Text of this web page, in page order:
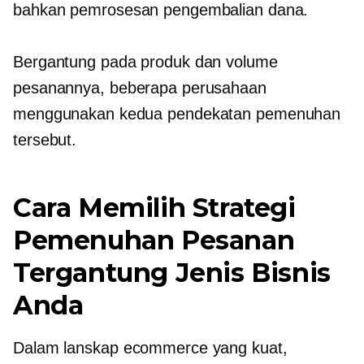
bahkan pemrosesan pengembalian dana.
Bergantung pada produk dan volume
pesanannya, beberapa perusahaan
menggunakan kedua pendekatan pemenuhan
tersebut.
Cara Memilih Strategi
Pemenuhan Pesanan
Tergantung Jenis Bisnis
Anda
Dalam lanskap ecommerce yang kuat,